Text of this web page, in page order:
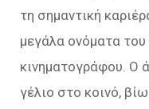
τη σημαντική
μεγάλα ονόματα
κινηματογράφου. Ο
γέλιο στο κοινό,